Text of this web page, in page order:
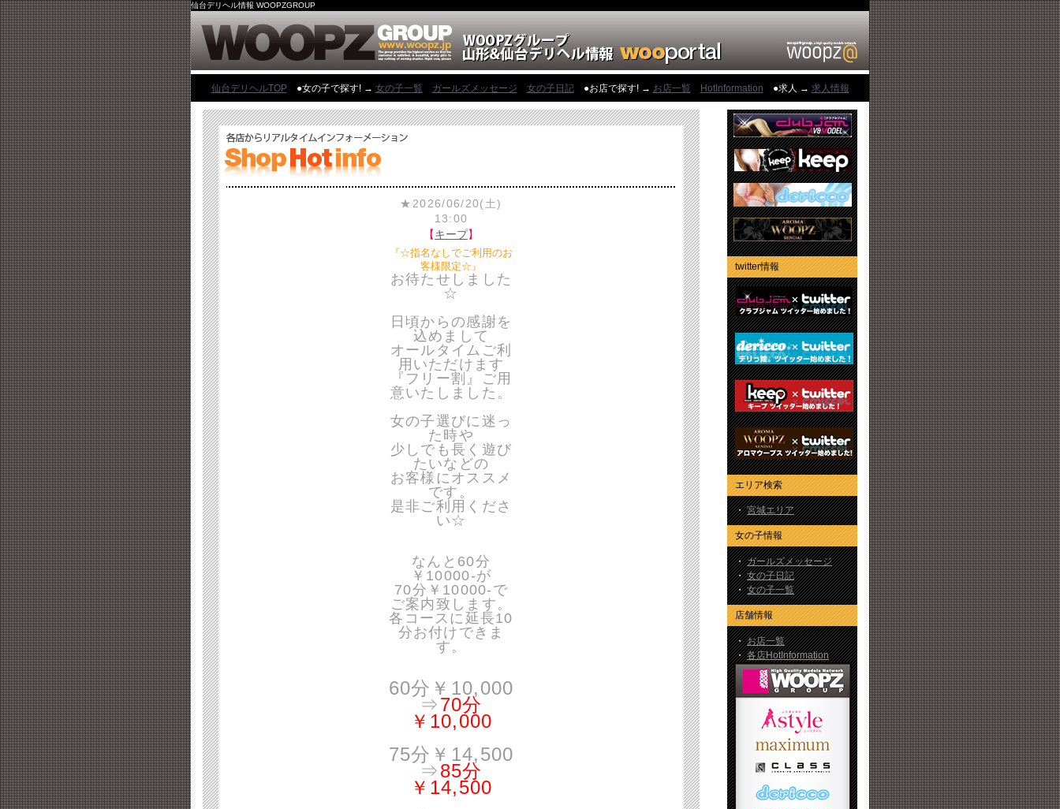
仙台デリヘル情報 WOOPZGROUP
仙台デリヘルTOP●女の子で探す! → 女の子一覧 ガールズメッセージ 女の子日記●お店で探す! → お店一覧 HotInformation ●求人 → 求人情報
★2026/06/20(土)
13:00
【キープ】
『☆指名なしでご利用のお
客様限定☆』
お待たせしました
☆
日頃からの感謝を
込めまして
オールタイムご利
用いただけます
『フリー割』ご用
意いたしました。
女の子選びに迷っ
た時や
少しでも長く遊び
たいなどの
お客様にオススメ
です。
是非ご利用くださ
い☆
なんと60分
￥10000-が
70分￥10000-で
ご案内致します。
各コースに延長10
分お付けできま
す。
60分￥10,000
⇒70分
￥10,000
75分￥14,500
⇒85分
￥14,500
twitter情報
エリア検索
・宮城エリア
女の子情報
・ガールズメッセージ
・女の子日記
・女の子一覧
店舗情報
・お店一覧
・各店HotInformation